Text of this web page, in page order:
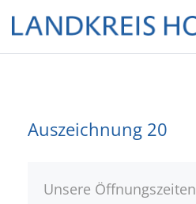
Auszeichnung 20
Unsere Öffnungszeiten